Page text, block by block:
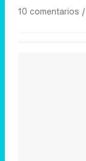
10 comentarios |